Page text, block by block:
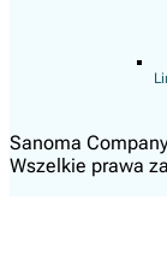
Sanoma
Wszelkie prawa